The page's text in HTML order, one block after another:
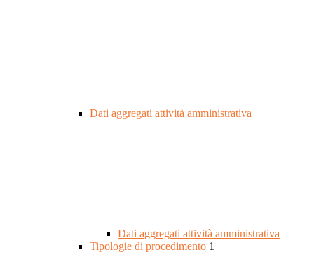
Dati aggregati attività amministrativa
Dati aggregati attività amministrativa
Tipologie di procedimento 1